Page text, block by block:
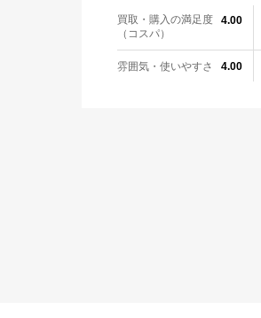
買取・購入の満足度
（コスパ）
4.00
雰囲気・使いやすさ 4.00